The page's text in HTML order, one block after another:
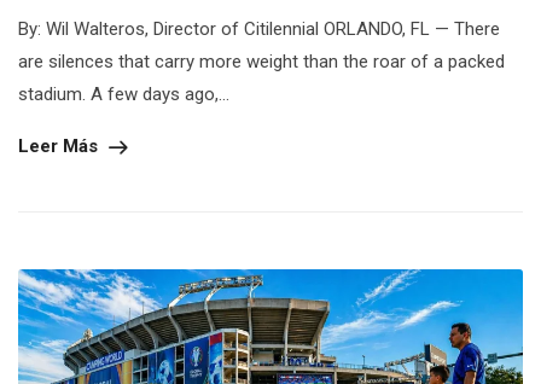
By: Wil Walteros, Director of Citilennial ORLANDO, FL — There
are silences that carry more weight than the roar of a packed
stadium. A few days ago,...
Leer Más